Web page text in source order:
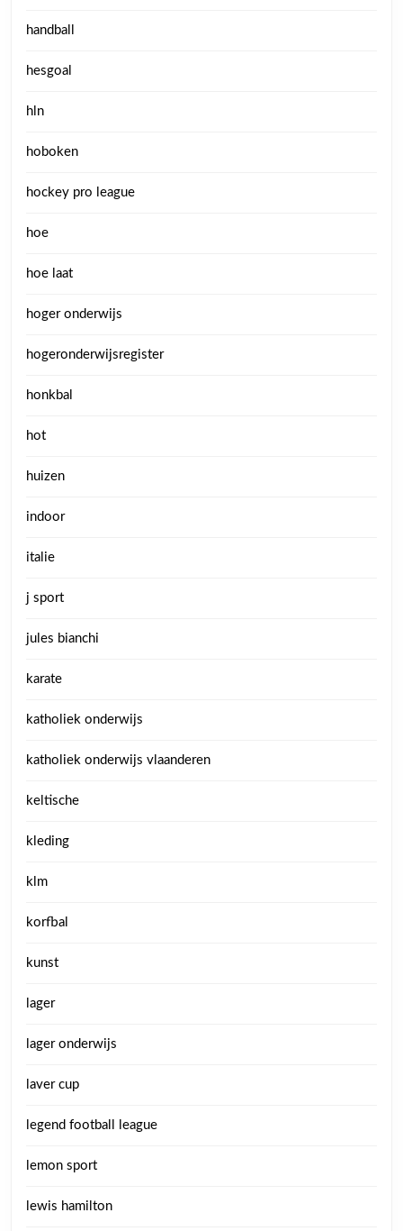
handball
hesgoal
hln
hoboken
hockey pro league
hoe
hoe laat
hoger onderwijs
hogeronderwijsregister
honkbal
hot
huizen
indoor
italie
j sport
jules bianchi
karate
katholiek onderwijs
katholiek onderwijs vlaanderen
keltische
kleding
klm
korfbal
kunst
lager
lager onderwijs
laver cup
legend football league
lemon sport
lewis hamilton